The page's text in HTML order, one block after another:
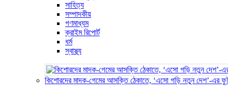
সাহিত্য
সম্পাদকীয়
গণমাধ্যম
ক্রাইম রিপোর্ট
ধর্ম
স্বাস্থ্য
কিশোরদের মাদক-গেমের আসক্তি ঠেকাতে, ‘এসো গড়ি নতুন দেশ’-এর